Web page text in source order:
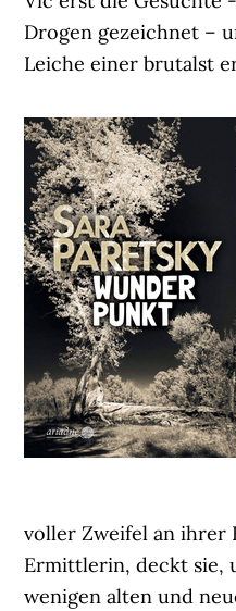
Drogen gezeichnet –
Leiche einer brutalst
voller Zweifel an ihrer
Ermittlerin, deckt sie,
wenigen alten und